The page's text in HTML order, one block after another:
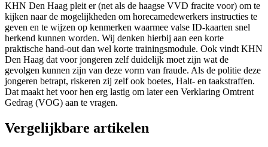
KHN Den Haag pleit er (net als de haagse VVD fracite voor) om te
kijken naar de mogelijkheden om horecamedewerkers instructies te
geven en te wijzen op kenmerken waarmee valse ID-kaarten snel
herkend kunnen worden. Wij denken hierbij aan een korte
praktische hand-out dan wel korte trainingsmodule. Ook vindt KHN
Den Haag dat voor jongeren zelf duidelijk moet zijn wat de
gevolgen kunnen zijn van deze vorm van fraude. Als de politie deze
jongeren betrapt, riskeren zij zelf ook boetes, Halt- en taakstraffen.
Dat maakt het voor hen erg lastig om later een Verklaring Omtrent
Gedrag (VOG) aan te vragen.
Vergelijkbare artikelen